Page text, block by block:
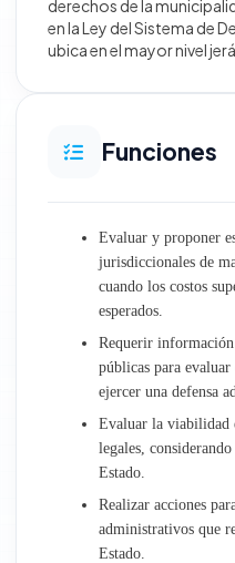
Desarrollo Territorial e
Gestión Ambiental y
Oficinas generales
Atención al Ciudadano y
Trámite Documentario
Archivo Central
Relaciones Públicas e
Administración
derechos de la
en la Ley del Sistema de
ubica en el mayor nivel
Funciones
Evaluar y proponer
jurisdiccionales de
cuando los costos
esperados.
Requerir información
públicas para
ejercer una defensa
Evaluar la viabilidad
legales,
Estado.
Realizar acciones
administrativos que
Estado.